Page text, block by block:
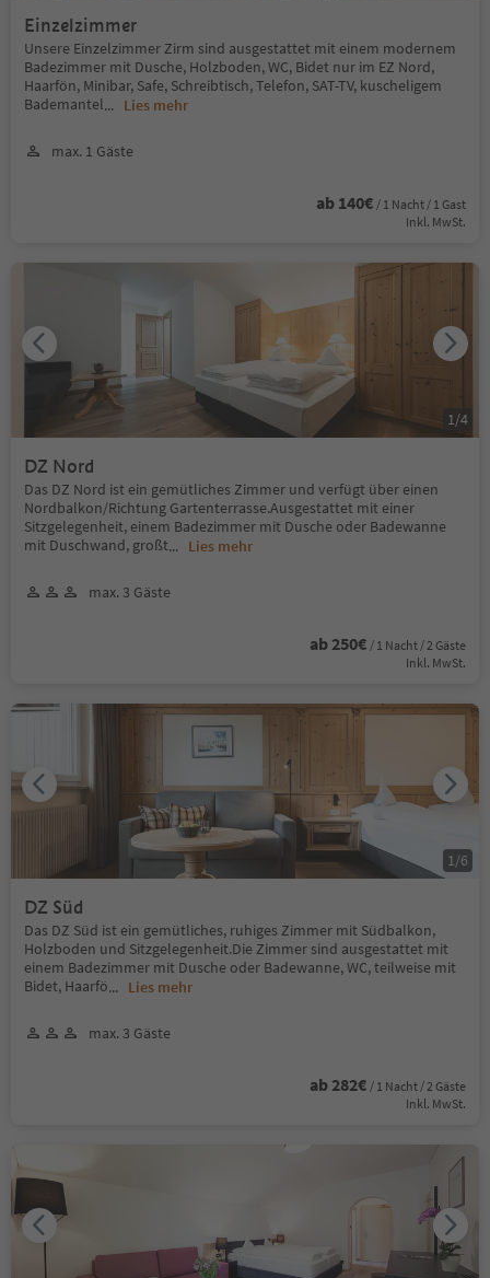
Einzelzimmer
Unsere Einzelzimmer Zirm sind ausgestattet mit einem modernem
Badezimmer mit Dusche, Holzboden, WC, Bidet nur im EZ Nord,
Haarfön, Minibar, Safe, Schreibtisch, Telefon, SAT-TV, kuscheligem
Bademantel... Lies mehr
max. 1 Gäste
ab 140€ / 1 Nacht / 1 Gast
Inkl. MwSt.
DZ Nord
Das DZ Nord ist ein gemütliches Zimmer und verfügt über einen
Nordbalkon/Richtung Gartenterrasse.Ausgestattet mit einer
Sitzgelegenheit, einem Badezimmer mit Dusche oder Badewanne
mit Duschwand, großt... Lies mehr
max. 3 Gäste
ab 250€ / 1 Nacht / 2 Gäste
Inkl. MwSt.
1 /4
DZ Süd
Das DZ Süd ist ein gemütliches, ruhiges Zimmer mit Südbalkon,
Holzboden und Sitzgelegenheit.Die Zimmer sind ausgestattet mit
einem Badezimmer mit Dusche oder Badewanne, WC, teilweise mit
Bidet, Haarfö... Lies mehr
max. 3 Gäste
ab 282€ / 1 Nacht / 2 Gäste
Inkl. MwSt.
1 /6